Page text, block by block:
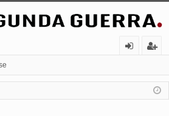
nt
ifi
ist
ra